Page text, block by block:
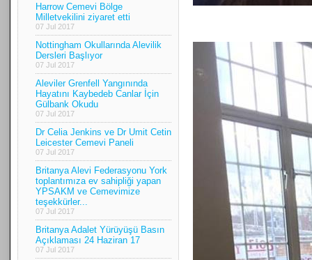
Harrow Cemevi Bölge
Milletvekilini ziyaret etti
07 Jul 2017
Nottingham Okullarında Alevilik
Dersleri Başlıyor
07 Jul 2017
Aleviler Grenfell Yangınında
Hayatını Kaybedeb Canlar İçin
Gülbank Okudu
07 Jul 2017
Dr Celia Jenkins ve Dr Umit Cetin
Leicester Cemevi Paneli
07 Jul 2017
Britanya Alevi Federasyonu York
toplantımıza ev sahipliği yapan
YPSAKM ve Cemevimize
teşekkürler...
07 Jul 2017
Britanya Adalet Yürüyüşü Basın
Açıklaması 24 Haziran 17
07 Jul 2017